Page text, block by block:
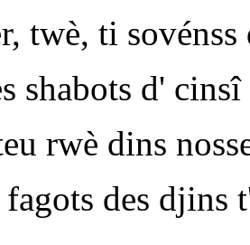
twè, ti sovénss
shabots d'
rwè dins
fagots des